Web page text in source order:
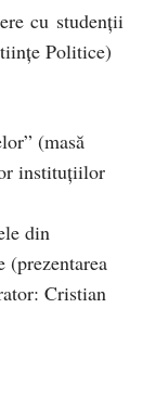
cu studenţii
Politice)
(masă
instituţiilor
din
(prezentarea
Cristian